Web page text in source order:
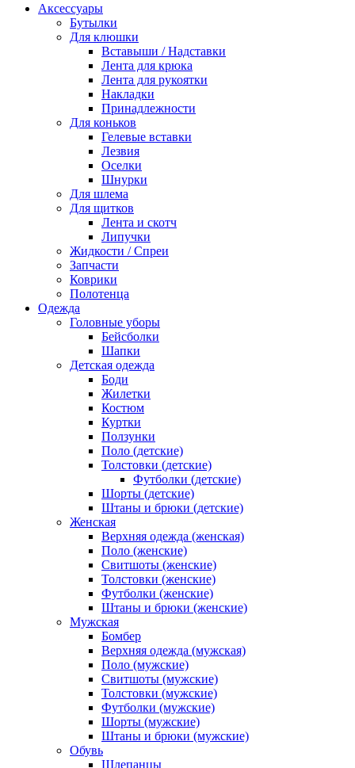
Аксессуары
Бутылки
Для клюшки
Вставыши / Надставки
Лента для крюка
Лента для рукоятки
Накладки
Принадлежности
Для коньков
Гелевые вставки
Лезвия
Оселки
Шнурки
Для шлема
Для щитков
Лента и скотч
Липучки
Жидкости / Спреи
Запчасти
Коврики
Полотенца
Одежда
Головные уборы
Бейсболки
Шапки
Детская одежда
Боди
Жилетки
Костюм
Куртки
Ползунки
Поло (детские)
Толстовки (детские)
Футболки (детские)
Шорты (детские)
Штаны и брюки (детские)
Женская
Верхняя одежда (женская)
Поло (женские)
Свитшоты (женские)
Толстовки (женские)
Футболки (женские)
Штаны и брюки (женские)
Мужская
Бомбер
Верхняя одежда (мужская)
Поло (мужские)
Свитшоты (мужские)
Толстовки (мужские)
Футболки (мужские)
Шорты (мужские)
Штаны и брюки (мужские)
Обувь
Шлепанцы